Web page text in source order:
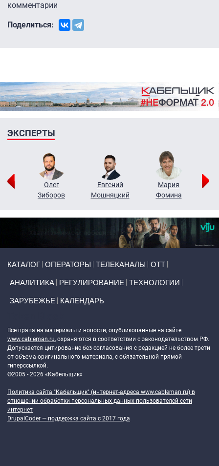
комментарии
Поделиться:
ЭКСПЕРТЫ
Олег
Зиборов
Евгений
Мошняцкий
Мария
Фомина
КАТАЛОГ ОПЕРАТОРЫ ТЕЛЕКАНАЛЫ ОТТ
АНАЛИТИКА РЕГУЛИРОВАНИЕ ТЕХНОЛОГИИ
ЗАРУБЕЖЬЕ КАЛЕНДАРЬ
Все права на материалы и новости, опубликованные на сайте
www.cableman.ru, охраняются в соответствии с законодательством РФ.
Допускается цитирование без согласования с редакцией не более трети
от объема оригинального материала, с обязательной прямой
гиперссылкой.
©2005 - 2026 «Кабельщик»
Политика сайта "Кабельщик" (интернет-адреса www.cableman.ru) в
отношении обработки персональных данных пользователей сети
интернет
DrupalCoder — поддержка сайта c 2017 года